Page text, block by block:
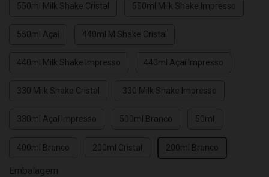
550ml Milk Shake Cristal 550ml Milk Shake Impresso
550ml Açaí 440ml M Shake Cristal
440ml Milk Shake Impresso 440ml Açaí Impresso
330 Milk Shake Cristal 330 Milk Shake Impresso
330ml Açaí Impresso 500ml Branco 50ml
400ml Branco 200ml Cristal 200ml Branco
Embalagem